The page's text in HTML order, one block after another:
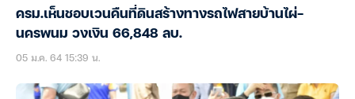
ครม.เห็นชอบเวนคืนที่ดินสร้างทางรถไฟสายบ้านไผ่-
นครพนม วงเงิน 66,848 ลบ.
05 ม.ค. 64 15:39 น.